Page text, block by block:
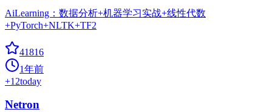
AiLearning：数据分析+机器学习实战+线性代数
+PyTorch+NLTK+TF2
41816
1年前
+12today
Netron